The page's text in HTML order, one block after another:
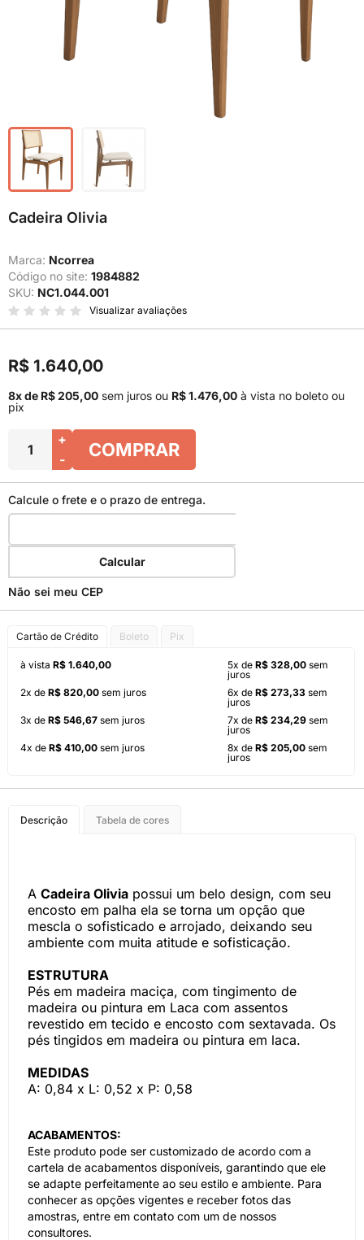
Cadeira Olivia
Marca: Ncorrea
Código no site: 1984882
SKU: NC1.044.001
Visualizar avaliações
R$ 1.640,00
8x de R$ 205,00 sem juros ou R$ 1.476,00 à vista no boleto ou
pix
+
-
COMPRAR
Calcule o frete e o prazo de entrega.
Calcular
Não sei meu CEP
Cartão de Crédito Boleto Pix
à vista R$ 1.640,00
2x de R$ 820,00 sem juros
3x de R$ 546,67 sem juros
4x de R$ 410,00 sem juros
5x de R$ 328,00 sem
juros
6x de R$ 273,33 sem
juros
7x de R$ 234,29 sem
juros
8x de R$ 205,00 sem
juros
Descrição Tabela de cores
A Cadeira Olivia possui um belo design, com seu
encosto em palha ela se torna um opção que
mescla o sofisticado e arrojado, deixando seu
ambiente com muita atitude e sofisticação.
ESTRUTURA
Pés em madeira maciça, com tingimento de
madeira ou pintura em Laca com assentos
revestido em tecido e encosto com sextavada. Os
pés tingidos em madeira ou pintura em laca.
MEDIDAS
A: 0,84 x L: 0,52 x P: 0,58
ACABAMENTOS:
Este produto pode ser customizado de acordo com a
cartela de acabamentos disponíveis, garantindo que ele
se adapte perfeitamente ao seu estilo e ambiente. Para
conhecer as opções vigentes e receber fotos das
amostras, entre em contato com um de nossos
consultores.